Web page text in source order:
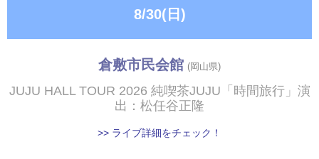
8/30(日)
倉敷市民会館 (岡山県)
JUJU HALL TOUR 2026 純喫茶JUJU「時間旅行」演
出：松任谷正隆
>> ライブ詳細をチェック！